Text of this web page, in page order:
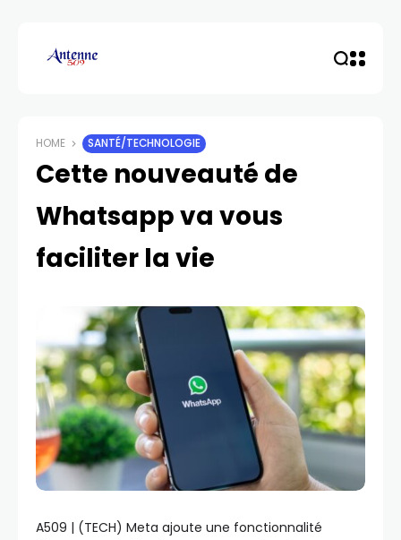
HOME SANTÉ/TECHNOLOGIE
Cette nouveauté de
Whatsapp va vous
faciliter la vie
A509 | (TECH) Meta ajoute une fonctionnalité